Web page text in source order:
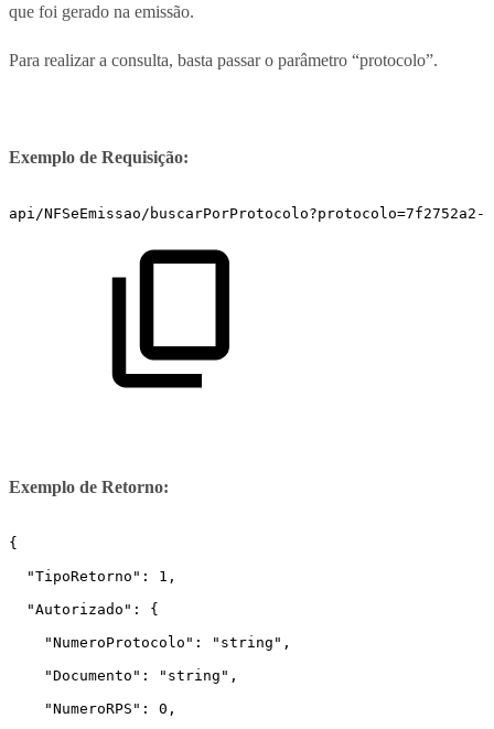
que foi gerado na emissão.
Para realizar a consulta, basta passar o parâmetro “protocolo”.
Exemplo de Requisição:
api/NFSeEmissao/buscarPorProtocolo?protocolo=7f2752a2-
Exemplo de Retorno:
{
"TipoRetorno": 1,
"Autorizado": {
"NumeroProtocolo": "string",
"Documento": "string",
"NumeroRPS": 0,